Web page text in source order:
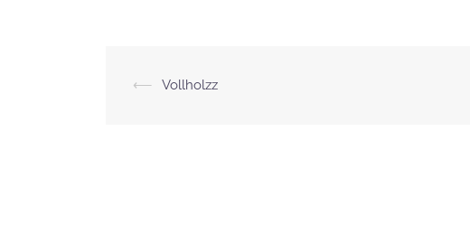
Beitragsnavigation
⟵ Vollholzz